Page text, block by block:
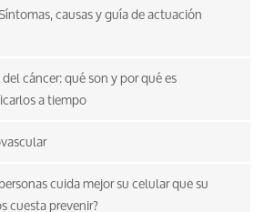
causas y guía de actuación
cáncer: qué son y por qué es
a tiempo
cuida mejor su celular que su
cuesta prevenir?